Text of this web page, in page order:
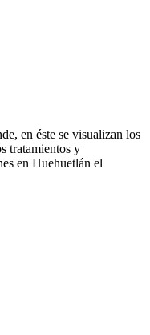
en éste se visualizan los
tratamientos y
en Huehuetlán el